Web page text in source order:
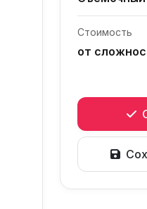
Стоимость
от